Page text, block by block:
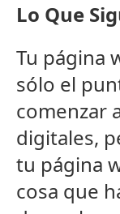
Lo Que
Tu página
sólo el
comenzar
digitales,
tu página
cosa que